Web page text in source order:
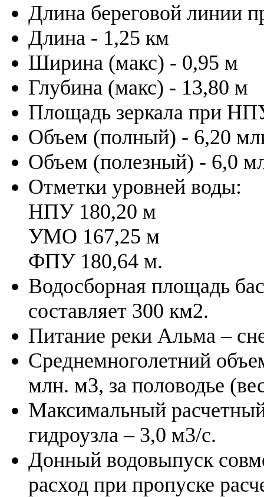
Длина береговой линии
Длина - 1,25 км
Ширина (макс) - 0,95 м
Глубина (макс) - 13,80 м
Площадь зеркала при
Объем (полный) - 6,20
Объем (полезный) - 6,0
Отметки уровней воды:
НПУ 180,20 м
УМО 167,25 м
ФПУ 180,64 м.
Водосборная площадь
составляет 300 км2.
Питание реки Альма –
Среднемноголетний
млн. м3, за половодье
Максимальный
гидроузла – 3,0 м3/с.
Донный водовыпуск
расход при пропуске